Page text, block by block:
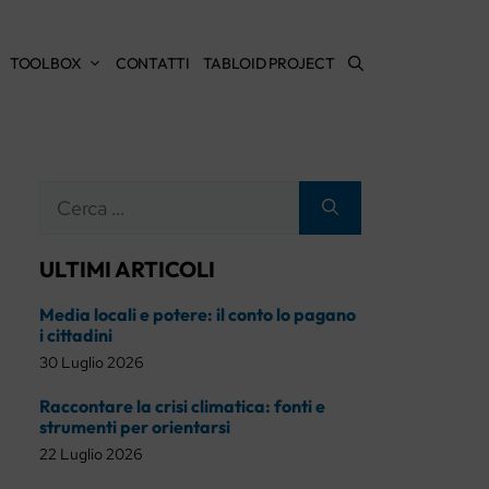
TOOLBOX CONTATTI TABLOID PROJECT
Ricerca
ULTIMI ARTICOLI
Media locali e potere: il conto lo pagano
i cittadini
30 Luglio 2026
Raccontare la crisi climatica: fonti e
strumenti per orientarsi
22 Luglio 2026